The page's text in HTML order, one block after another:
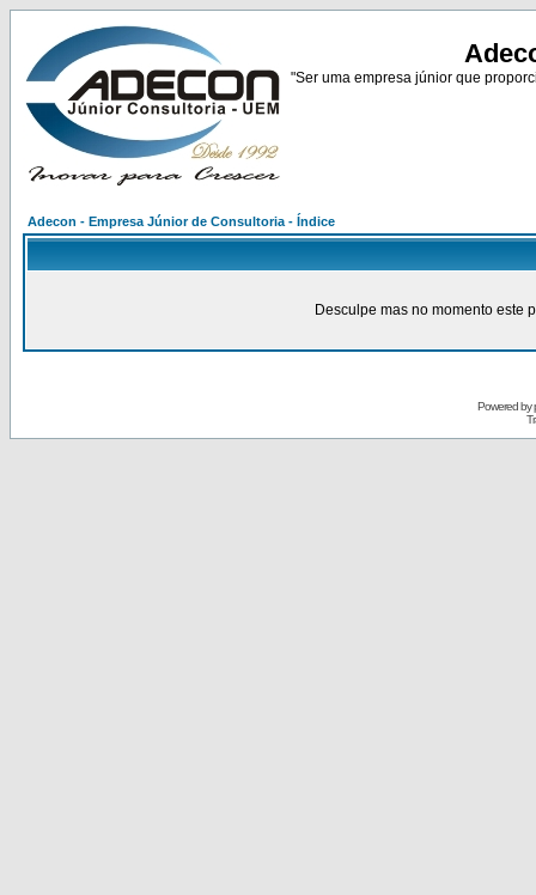
"Ser uma empresa júnior que
Adecon - Empresa Júnior de Consultoria - Índice
Desculpe mas no momento este
Powered by